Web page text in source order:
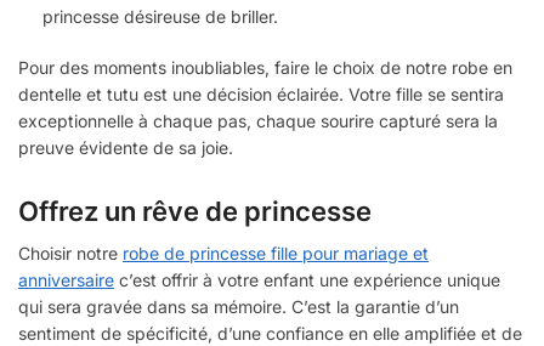
princesse désireuse de briller.
Pour des moments inoubliables, faire le choix de notre robe en
dentelle et tutu est une décision éclairée. Votre fille se sentira
exceptionnelle à chaque pas, chaque sourire capturé sera la
preuve évidente de sa joie.
Offrez un rêve de princesse
Choisir notre robe de princesse fille pour mariage et
anniversaire c’est offrir à votre enfant une expérience unique
qui sera gravée dans sa mémoire. C’est la garantie d’un
sentiment de spécificité, d’une confiance en elle amplifiée et de